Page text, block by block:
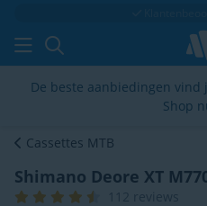
De beste aanbiedingen vind
Shop
Cassettes MTB
Shimano Deore XT
112 reviews